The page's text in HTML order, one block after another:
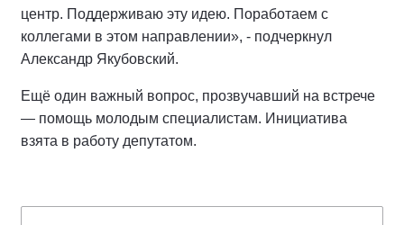
центр. Поддерживаю эту идею. Поработаем с
коллегами в этом направлении», - подчеркнул
Александр Якубовский.
Ещё один важный вопрос, прозвучавший на встрече
— помощь молодым специалистам. Инициатива
взята в работу депутатом.